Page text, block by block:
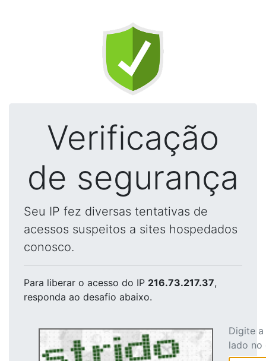
Verificação
de segurança
Seu IP fez diversas tentativas de
acessos suspeitos a sites hospedados
conosco.
Para liberar o acesso do IP 216.73.217.37,
responda ao desafio abaixo.
Digite
lado no